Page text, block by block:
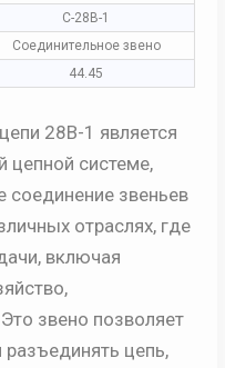
С-28B-1
Соединительное звено
44.45
28B-1 является
системе,
звеньев
отраслях, где
включая
звено позволяет
цепь,